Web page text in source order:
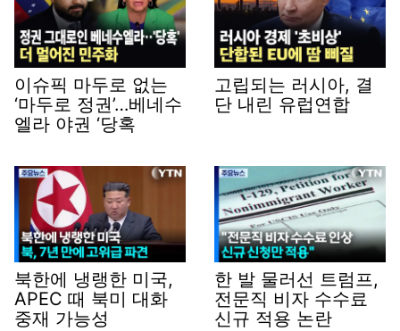
이슈픽 마두로 없는
‘마두로 정권’…베네수
엘라 야권 ‘당혹
고립되는 러시아, 결
단 내린 유럽연합
북한에 냉랭한 미국,
APEC 때 북미 대화
중재 가능성
한 발 물러선 트럼프,
전문직 비자 수수료
신규 적용 논란